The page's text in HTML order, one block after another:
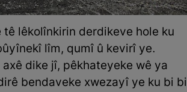
lêkolînkirin derdikeve hole ku
lîm, qumî û kevirî ye.
dike jî, pêkhateyeke wê ya
bendaveke xwezayî ye ku bi bi